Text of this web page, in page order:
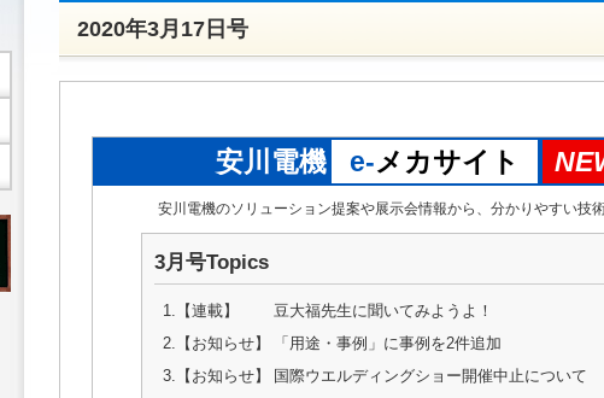
2020年3月17日号
安川電機 e-メカサイト
安川電機のソリューション提案や展示会情報から、分かりやすい技
3月号Topics
1.【連載】
豆大福先生に聞いてみようよ！
2.【お知らせ】
「用途・事例」に事例を2件追加
3.【お知らせ】
国際ウエルディングショー開催中止について